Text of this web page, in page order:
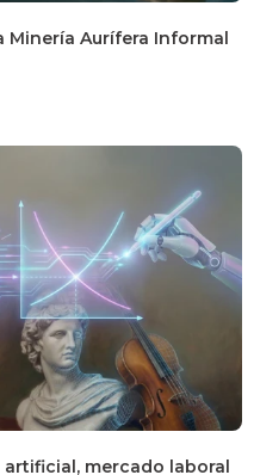
Minería Aurífera Informal
mercado laboral